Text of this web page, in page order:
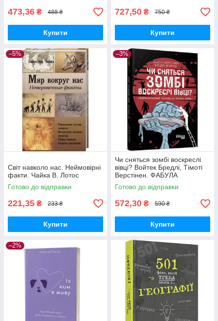
473,36 ₴ 488 ₴
Купити
727,50 ₴ 750 ₴
Купити
–5%
Світ навколо нас. Неймовірні
факти. Чайка В. Лотос
Готово до відправки
221,35 ₴ 233 ₴
Купити
–3%
Чи сняться зомбі воскреслі
вівці? Войтек Бредлі, Тімоті
Верстінен. ФАБУЛА
Готово до відправки
572,30 ₴ 590 ₴
Купити
–2%